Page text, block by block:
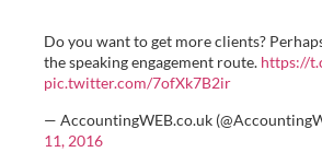
Do you want to get more clients?
the speaking engagement route. https://
pic.twitter.com/7ofXk7B2ir
— AccountingWEB.co.uk
11, 2016